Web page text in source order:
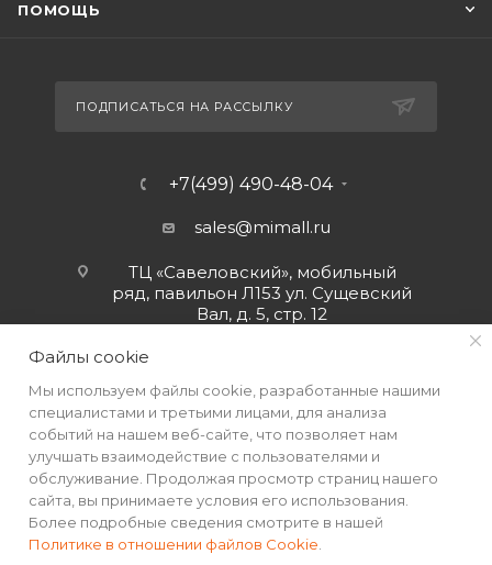
ПОМОЩЬ
ПОДПИСАТЬСЯ НА РАССЫЛКУ
+7(499) 490-48-04
sales@mimall.ru
ТЦ «Савеловский», мобильный
ряд, павильон Л153 ул. Сущевский
Вал, д. 5, стр. 12
2026 © Интернет-магазин MiMall® • Не является публичной
Файлы cookie
Мы используем файлы cookie, разработанные нашими
специалистами и третьими лицами, для анализа
событий на нашем веб-сайте, что позволяет нам
улучшать взаимодействие с пользователями и
обслуживание. Продолжая просмотр страниц нашего
сайта, вы принимаете условия его использования.
Более подробные сведения смотрите в нашей
Политике в отношении файлов Cookie